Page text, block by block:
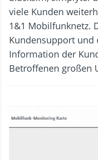
viele Kunden
1&1 Mobilfunknetz.
Kundensupport und
Information der
Betroffenen großen